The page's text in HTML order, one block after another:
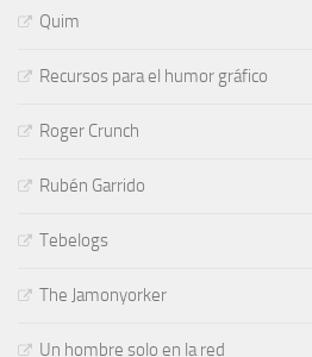
Quim
Recursos para el humor gráfico
Roger Crunch
Rubén Garrido
Tebelogs
The Jamonyorker
Un hombre solo en la red